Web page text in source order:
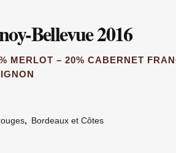
Bellevue 2016
MERLOT – 20% CABERNET
, Bordeaux et Côtes